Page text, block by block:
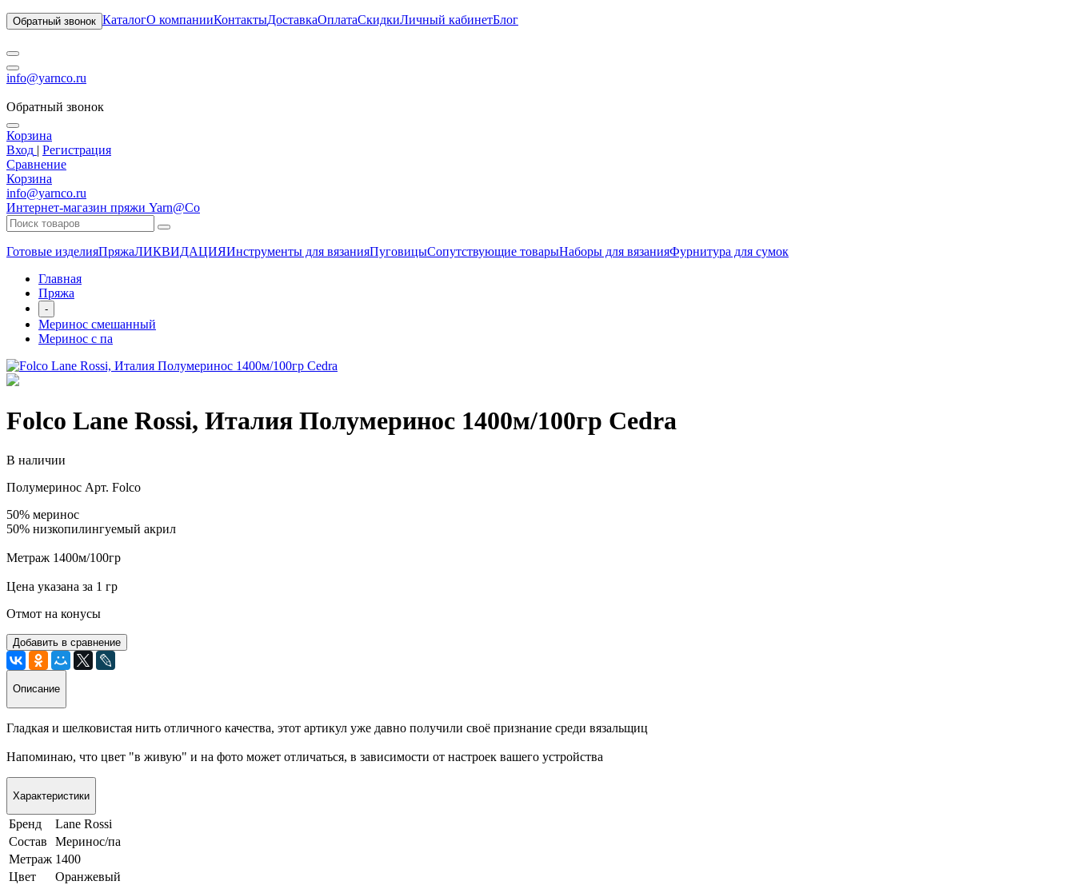
Обратный звонок КаталогО компанииКонтактыДоставкаОплатаСкидкиЛичный кабинетБлог
info@yarnco.ru
Обратный звонок
Корзина
Вход | Регистрация
Сравнение
Корзина
info@yarnco.ru
Интернет-магазин пряжи Yarn@Co
Готовые изделияПряжаЛИКВИДАЦИЯИнструменты для вязанияПуговицыСопутствующие товарыНаборы для вязанияФурнитура для сумок
Главная
Пряжа
-
Меринос смешанный
Меринос с па
Folco Lane Rossi, Италия Полумеринос 1400м/100гр Cedra
В наличии
Полумеринос Арт. Folco
50% меринос
50% низкопилингуемый акрил
Метраж 1400м/100гр
Цена указана за 1 гр
Отмот на конусы
Добавить в сравнение
Описание
Гладкая и шелковистая нить отличного качества, этот артикул уже давно получили своё признание среди вязальщиц
Напоминаю, что цвет "в живую" и на фото может отличаться, в зависимости от настроек вашего устройства
Характеристики
Бренд
Lane Rossi
Состав
Меринос/па
Метраж 1400
Цвет
Оранжевый